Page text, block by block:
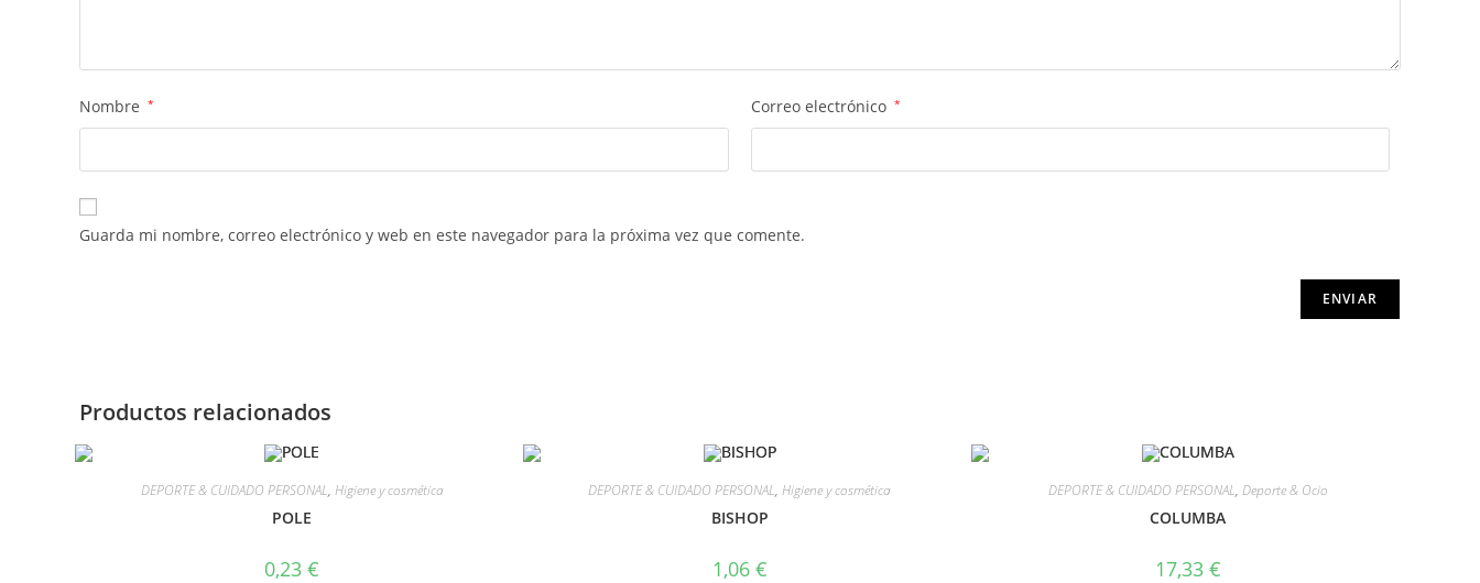
Nombre * Correo electrónico *
Guarda mi nombre, correo electrónico y web en este navegador para la próxima vez que comente.
Productos relacionados
DEPORTE & CUIDADO PERSONAL, Higiene y cosmética
POLE
0,23€
DEPORTE & CUIDADO PERSONAL,Higiene y cosmética
BISHOP
1,06 €
DEPORTE & CUIDADO PERSONAL, Deporte & Ocio
COLUMBA
17,33 €